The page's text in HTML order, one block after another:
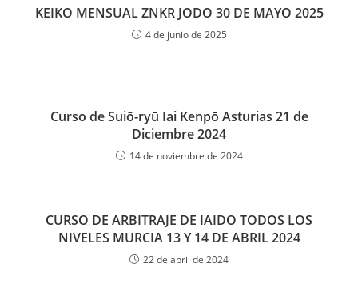
KEIKO MENSUAL ZNKR JODO 30 DE MAYO 2025
4 de junio de 2025
Curso de Suiō-ryū Iai Kenpō Asturias 21 de
Diciembre 2024
14 de noviembre de 2024
CURSO DE ARBITRAJE DE IAIDO TODOS LOS
NIVELES MURCIA 13 Y 14 DE ABRIL 2024
22 de abril de 2024